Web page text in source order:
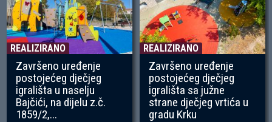
REALIZIRANO
Završeno uređenje
postojećeg dječjeg
igrališta u naselju
Bajčići, na dijelu z.č.
1859/2,...
REALIZIRANO
Završeno uređenje
postojećeg dječjeg
igrališta sa južne
strane dječjeg vrtića u
gradu Krku